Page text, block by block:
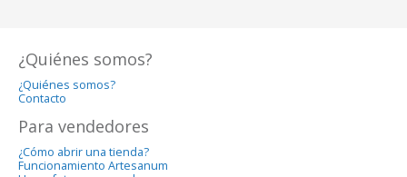
¿Quiénes somos?
¿Quiénes somos?
Contacto
Para vendedores
¿Cómo abrir una tienda?
Funcionamiento Artesanum